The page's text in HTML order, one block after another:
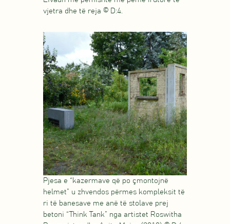
vjetra dhe të reja © D:4.
Pjesa e “kazermave që po çmontojnë
helmet” u zhvendos përmes kompleksit të
ri të banesave me anë të stolave ​​prej
betoni “Think Tank” nga artistet Roswitha